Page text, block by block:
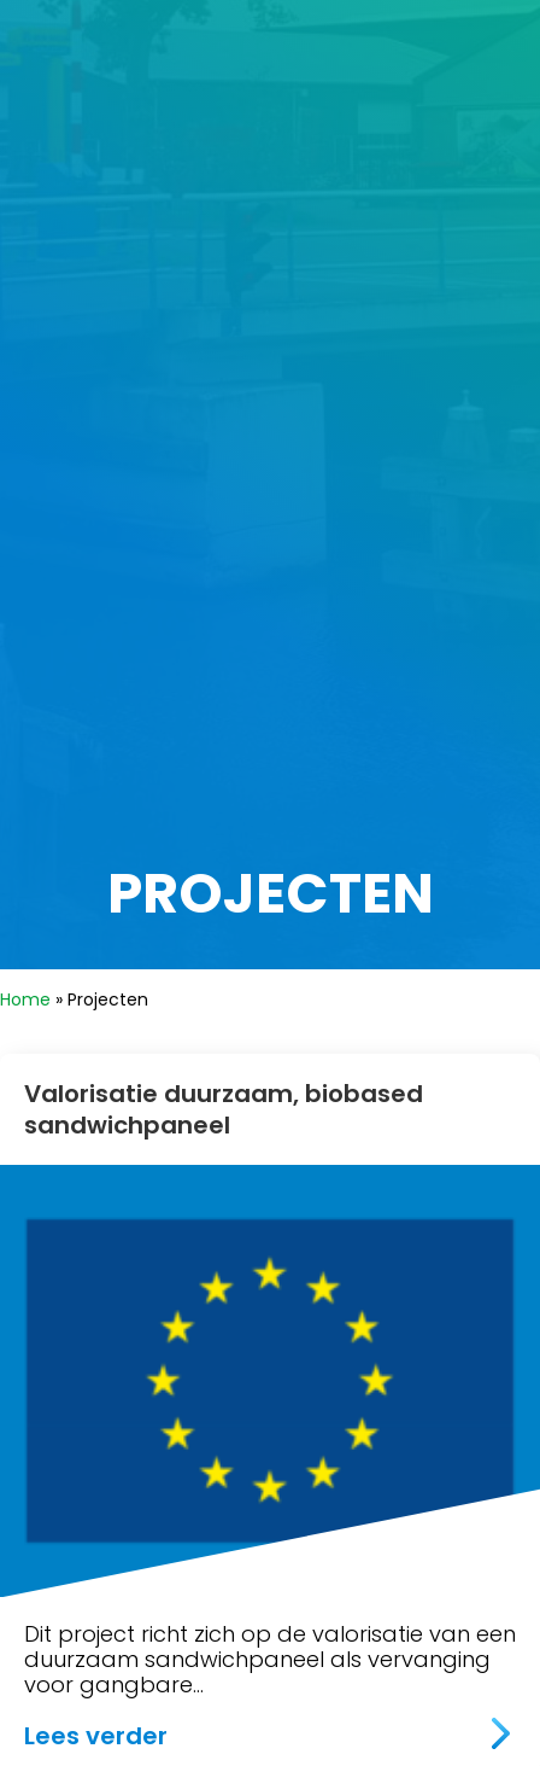
PROJECTEN
Home » Projecten
Valorisatie duurzaam, biobased
sandwichpaneel
Dit project richt zich op de valorisatie van een
duurzaam sandwichpaneel als vervanging
voor gangbare…
Lees verder about Valorisatie